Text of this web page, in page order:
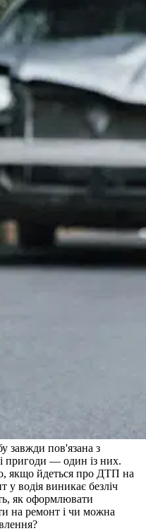
завжди пов'язана з
пригоди — один із них.
якщо йдеться про ДТП на
у водія виникає безліч
як оформлювати
на ремонт і чи можна